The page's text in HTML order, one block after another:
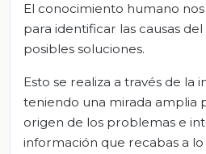
El conocimiento humano
para identificar las causas
posibles soluciones.
Esto se realiza a través de la
teniendo una mirada amplia
origen de los problemas e
información que recabas a